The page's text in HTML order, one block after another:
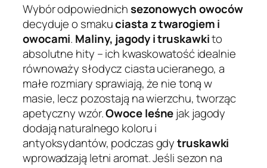
Wybór odpowiednichsezonowych owoców
decyduje o smakuciasta z twarogiem i
owocami. Maliny, jagody i truskawkito
absolutne hity – ich kwaskowatość idealnie
równoważy słodycz ciasta ucieranego, a
małe rozmiary sprawiają, że nie toną w
masie, lecz pozostają na wierzchu, tworząc
apetyczny wzór.Owoce leśnejak jagody
dodają naturalnego koloru i
antyoksydantów, podczas gdytruskawki
wprowadzają letni aromat. Jeśli sezon na